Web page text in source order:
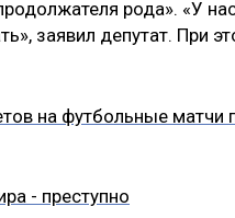
рода». «У
заявил депутат. При
на футбольные матчи
- преступно